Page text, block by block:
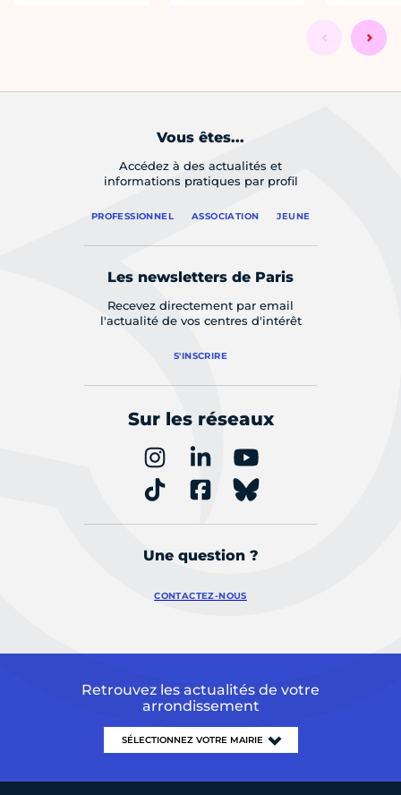
Vous êtes...
Accédez à des actualités et
informations pratiques par profil
PROFESSIONNEL ASSOCIATION JEUNE
Les newsletters de Paris
Recevez directement par email
l'actualité de vos centres d'intérêt
S'INSCRIRE
Sur les réseaux
Une question ?
CONTACTEZ-NOUS
Retrouvez les actualités de votre
arrondissement